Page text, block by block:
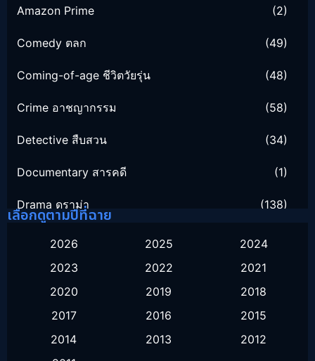
Amazon Prime (2)
Comedy ตลก (49)
Coming-of-age ชีวิตวัยรุ่น (48)
Crime อาชญากรรม (58)
Detective สืบสวน (34)
Documentary สารคดี (1)
Drama ดราม่า (138)
Family ครอบครัว
Fantasy จินตนาการ (55)
History ประวัติศาสตร์
เลือกดูตามปีที่ฉาย
2026 2025
2024
2023
2022
2021
2020
2019
2018
2017
2016
2015
2014
2013
2012